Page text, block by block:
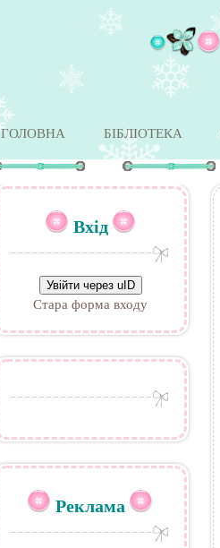
ГОЛОВНА БІБЛІОТЕКА
Вхід
Увійти через uID
Стара форма входу
Реклама